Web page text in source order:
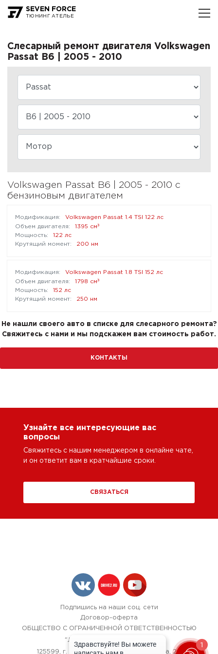
SEVEN FORCE
ТЮНИНГ АТЕЛЬЕ
Слесарный ремонт двигателя Volkswagen
Passat B6 | 2005 - 2010
Volkswagen Passat B6 | 2005 - 2010 с
бензиновым двигателем
Volkswagen Passat 1.4 TSI 122 лс
1395 см³
122 лс
200 нм
Volkswagen Passat 1.8 TSI 152 лс
1798 см³
152 лс
250 нм
Не нашли своего авто в списке для слесарного ремонта?
Свяжитесь с нами и мы подскажем вам стоимость работ.
КОНТАКТЫ
Узнайте все интересующие вас
вопросы
Свяжитесь с нашим менеджером в онлайне чате,
и он ответит вам в кратчайшие сроки.
СВЯЗАТЬСЯ
Подпишись на наши соц. сети
Договор-оферта
ОБЩЕСТВО С ОГРАНИЧЕННОЙ ОТВЕТСТВЕННОСТЬЮ
"ЛОК БОКС АВТОСЕРВИС",
125599, г. Москва, улица Красная Сосна, 24
1